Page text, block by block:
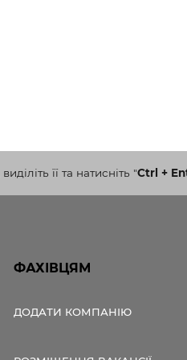
її та натисніть "Ctrl +
ФАХІВЦЯМ
ДОДАТИ КОМПАНІЮ